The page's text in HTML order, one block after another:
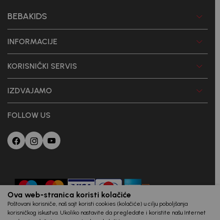
BEBAKIDS
INFORMACIJE
KORISNIČKI SERVIS
IZDVAJAMO
FOLLOW US
Ova web-stranica koristi kolačiće
Poštovani korisniče, naš sajt koristi cookies (kolačiće) u cilju poboljšanja
korisničkog iskustva. Ukoliko nastavite da pregledate i koristite našu Internet